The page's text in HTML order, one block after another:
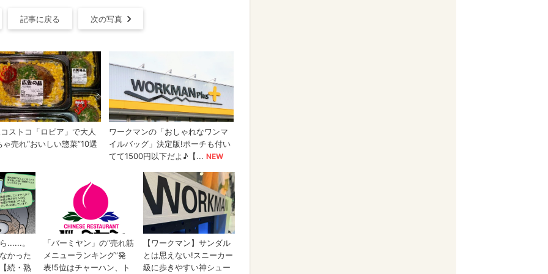
記事に戻る 次の写真